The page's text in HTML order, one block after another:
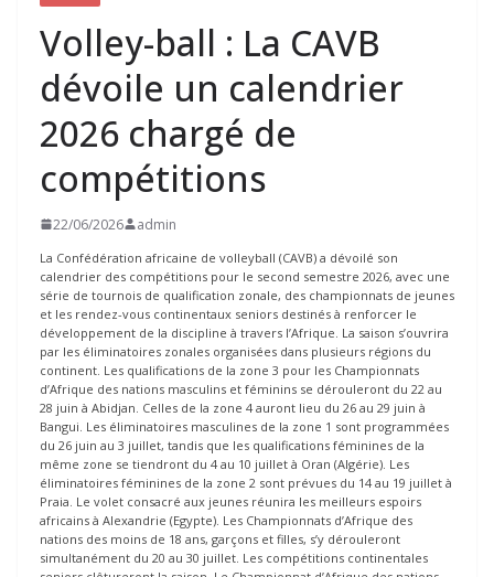
Volley-ball : La CAVB
dévoile un calendrier
2026 chargé de
compétitions
22/06/2026 admin
La Confédération africaine de volleyball (CAVB) a dévoilé son
calendrier des compétitions pour le second semestre 2026, avec une
série de tournois de qualification zonale, des championnats de jeunes
et les rendez-vous continentaux seniors destinés à renforcer le
développement de la discipline à travers l’Afrique. La saison s’ouvrira
par les éliminatoires zonales organisées dans plusieurs régions du
continent. Les qualifications de la zone 3 pour les Championnats
d’Afrique des nations masculins et féminins se dérouleront du 22 au
28 juin à Abidjan. Celles de la zone 4 auront lieu du 26 au 29 juin à
Bangui. Les éliminatoires masculines de la zone 1 sont programmées
du 26 juin au 3 juillet, tandis que les qualifications féminines de la
même zone se tiendront du 4 au 10 juillet à Oran (Algérie). Les
éliminatoires féminines de la zone 2 sont prévues du 14 au 19 juillet à
Praia. Le volet consacré aux jeunes réunira les meilleurs espoirs
africains à Alexandrie (Egypte). Les Championnats d’Afrique des
nations des moins de 18 ans, garçons et filles, s’y dérouleront
simultanément du 20 au 30 juillet. Les compétitions continentales